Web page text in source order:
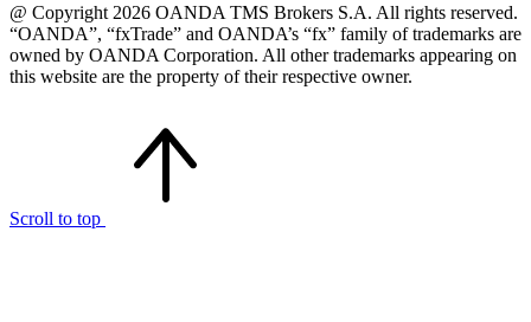
@ Copyright 2026 OANDA TMS Brokers S.A. All rights reserved.
“OANDA”, “fxTrade” and OANDA’s “fx” family of trademarks are
owned by OANDA Corporation. All other trademarks appearing on
this website are the property of their respective owner.
Scroll to top